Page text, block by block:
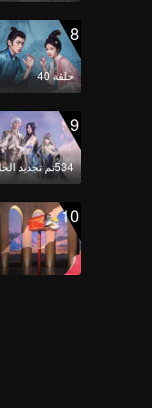
8
حلقة 40
9
534تم تجديد الحلقة
10